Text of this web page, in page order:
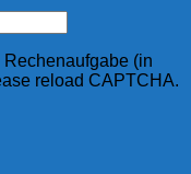
(in
reload CAPTCHA.